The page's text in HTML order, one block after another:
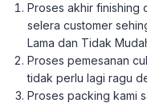
Proses akhir finishing
selera customer
Lama dan Tidak
Proses pemesanan
tidak perlu lagi ragu
Proses packing kami